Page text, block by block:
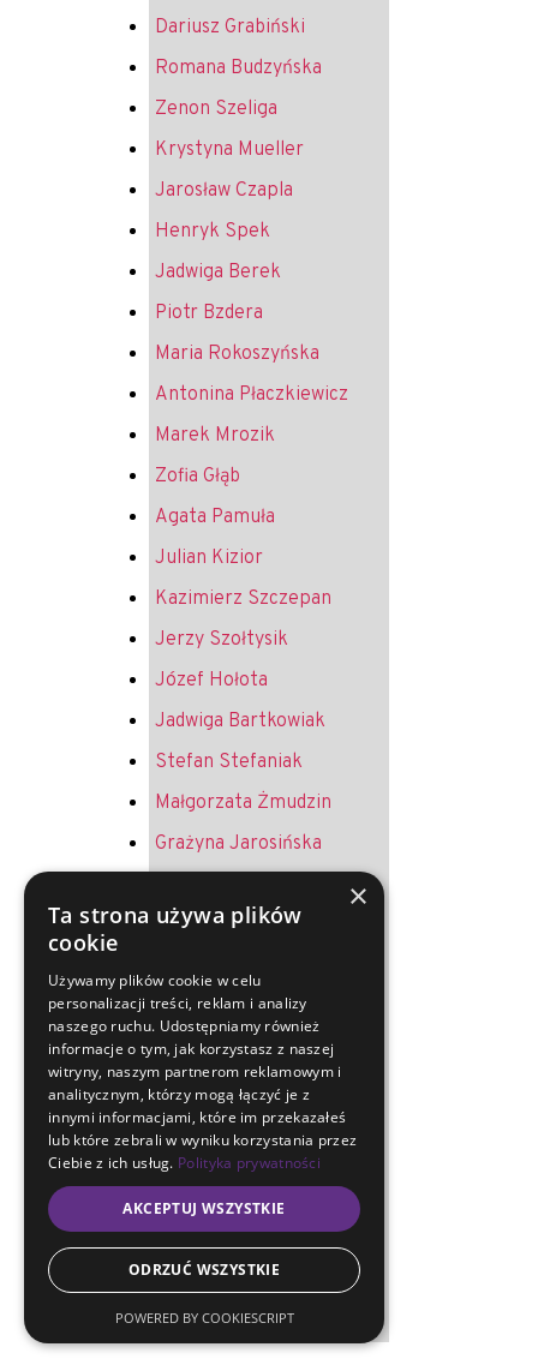
Dariusz Grabiński
Romana Budzyńska
Zenon Szeliga
Krystyna Mueller
Jarosław Czapla
Henryk Spek
Jadwiga Berek
Piotr Bzdera
Maria Rokoszyńska
Antonina Płaczkiewicz
Marek Mrozik
Zofia Głąb
Agata Pamuła
Julian Kizior
Kazimierz Szczepan
Jerzy Szołtysik
Józef Hołota
Jadwiga Bartkowiak
Stefan Stefaniak
Małgorzata Żmudzin
Grażyna Jarosińska
Andrzej Jureczek
Jerzy Oruba
Ryszard Merkel
Sławoj Kapitański
Arkadiusz Musialski
Maria Lewandowska
Mirosława Magryś-
Lukosek
Ewa Artymiuk
Krystyna Micherdzińska
×
Ta strona używa plików
cookie
Używamy plików cookie w celu
personalizacji treści, reklam i analizy
naszego ruchu. Udostępniamy również
informacje o tym, jak korzystasz z naszej
witryny, naszym partnerom reklamowym i
analitycznym, którzy mogą łączyć je z
innymi informacjami, które im przekazałeś
lub które zebrali w wyniku korzystania przez
Ciebie z ich usług. Polityka prywatności
AKCEPTUJ WSZYSTKIE
ODRZUĆ WSZYSTKIE
POWERED BY COOKIESCRIPT